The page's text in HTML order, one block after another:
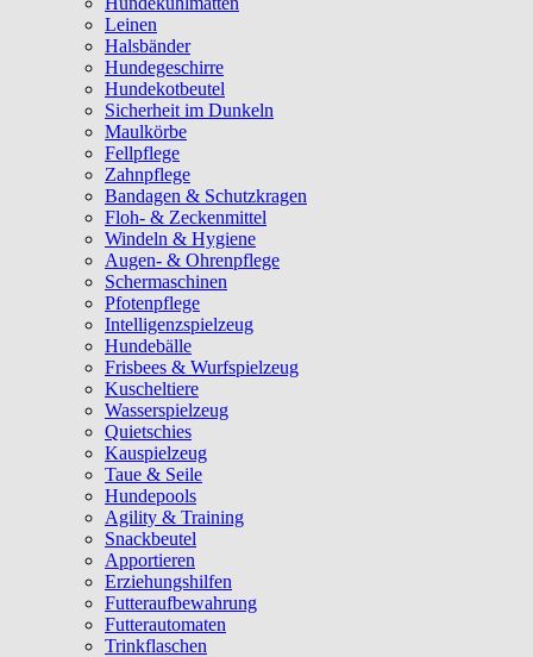
Leinen
Halsbänder
Hundegeschirre
Hundekotbeutel
Sicherheit im Dunkeln
Maulkörbe
Fellpflege
Zahnpflege
Bandagen & Schutzkragen
Floh- & Zeckenmittel
Windeln & Hygiene
Augen- & Ohrenpflege
Schermaschinen
Pfotenpflege
Intelligenzspielzeug
Hundebälle
Frisbees & Wurfspielzeug
Kuscheltiere
Wasserspielzeug
Quietschies
Kauspielzeug
Taue & Seile
Hundepools
Agility & Training
Snackbeutel
Apportieren
Erziehungshilfen
Futteraufbewahrung
Futterautomaten
Trinkflaschen